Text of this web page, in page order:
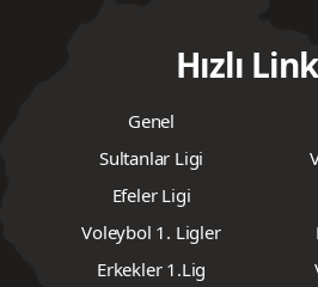
Hızlı
Genel
Sultanlar Ligi
Efeler Ligi
Voleybol 1. Ligler
Erkekler 1.Lig